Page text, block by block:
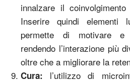
innalzare il
Inserire quindi elementi
permette di motivare e
rendendo l’interazione più
oltre che a migliorare la
Cura: l’utilizzo di